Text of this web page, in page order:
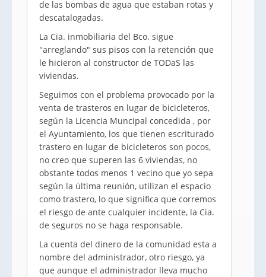
de las bombas de agua que estaban rotas y
descatalogadas.
La Cia. inmobiliaria del Bco. sigue
"arreglando" sus pisos con la retención que
le hicieron al constructor de TODaS las
viviendas.
Seguimos con el problema provocado por la
venta de trasteros en lugar de bicicleteros,
según la Licencia Muncipal concedida , por
el Ayuntamiento, los que tienen escriturado
trastero en lugar de bicicleteros son pocos,
no creo que superen las 6 viviendas, no
obstante todos menos 1 vecino que yo sepa
según la última reunión, utilizan el espacio
como trastero, lo que significa que corremos
el riesgo de ante cualquier incidente, la Cia.
de seguros no se haga responsable.
La cuenta del dinero de la comunidad esta a
nombre del administrador, otro riesgo, ya
que aunque el administrador lleva mucho